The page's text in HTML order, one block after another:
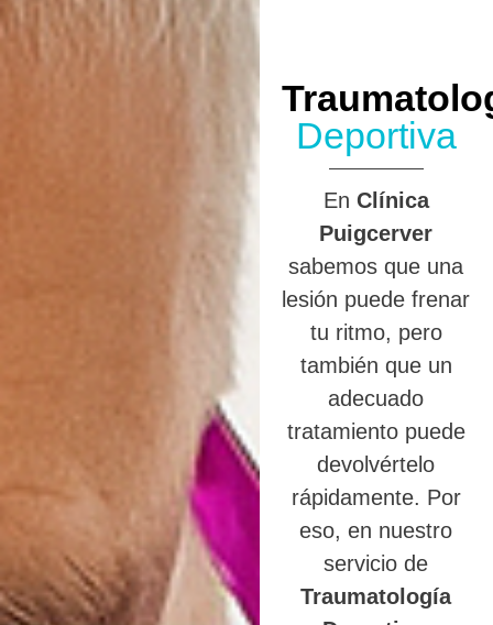
Deportiva
En Clínica
Puigcerver
sabemos que una
lesión puede frenar
tu ritmo, pero
también que un
adecuado
tratamiento puede
devolvértelo
rápidamente. Por
eso, en nuestro
servicio de
Traumatología